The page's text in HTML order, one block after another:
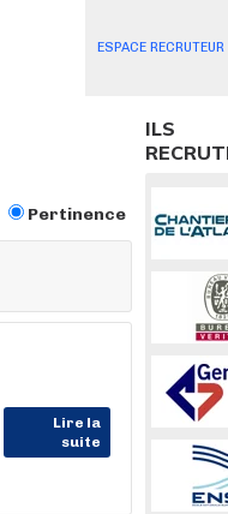
ESPACE RECRUTEUR
Pertinence
Lire la
suite
ILS